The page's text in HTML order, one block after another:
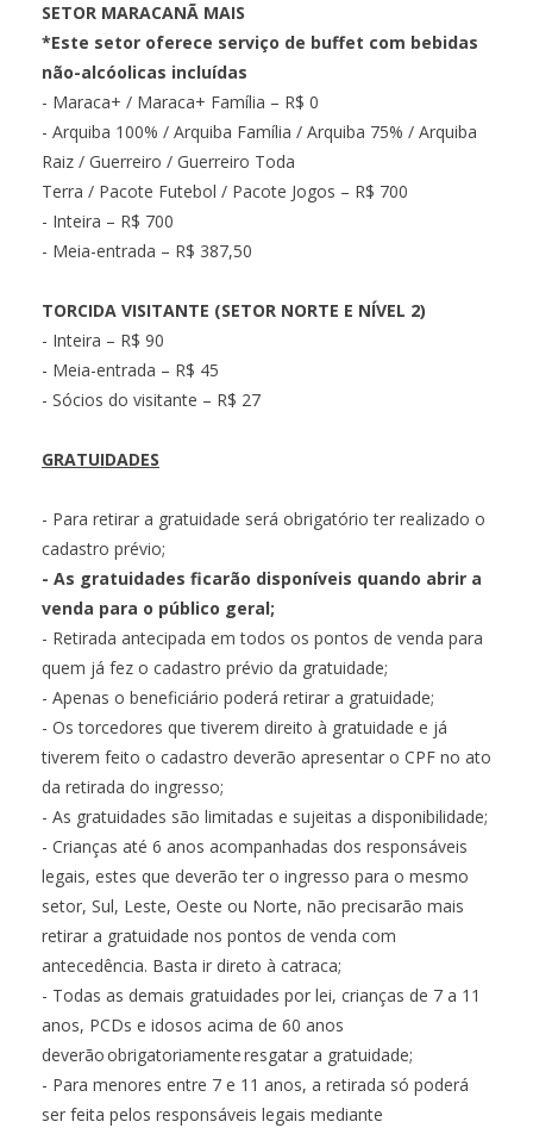
SETOR MARACANÃ MAIS
*Este setor oferece serviço de buffet com bebidas
não-alcóolicas incluídas
- Maraca+ / Maraca+ Família – R$ 0
- Arquiba 100% / Arquiba Família / Arquiba 75% / Arquiba
Raiz / Guerreiro / Guerreiro Toda
Terra / Pacote Futebol / Pacote Jogos – R$ 700
- Inteira – R$ 700
- Meia-entrada – R$ 387,50
TORCIDA VISITANTE (SETOR NORTE E NÍVEL 2)
- Inteira – R$ 90
- Meia-entrada – R$ 45
- Sócios do visitante – R$ 27
GRATUIDADES
- Para retirar a gratuidade será obrigatório ter realizado o
cadastro prévio;
- As gratuidades ficarão disponíveis quando abrir a
venda para o público geral;
- Retirada antecipada em todos os pontos de venda para
quem já fez o cadastro prévio da gratuidade;
- Apenas o beneficiário poderá retirar a gratuidade;
- Os torcedores que tiverem direito à gratuidade e já
tiverem feito o cadastro deverão apresentar o CPF no ato
da retirada do ingresso;
- As gratuidades são limitadas e sujeitas a disponibilidade;
- Crianças até 6 anos acompanhadas dos responsáveis
legais, estes que deverão ter o ingresso para o mesmo
setor, Sul, Leste, Oeste ou Norte, não precisarão mais
retirar a gratuidade nos pontos de venda com
antecedência. Basta ir direto à catraca;
- Todas as demais gratuidades por lei, crianças de 7 a 11
anos, PCDs e idosos acima de 60 anos
deverão obrigatoriamente resgatar a gratuidade;
- Para menores entre 7 e 11 anos, a retirada só poderá
ser feita pelos responsáveis legais mediante